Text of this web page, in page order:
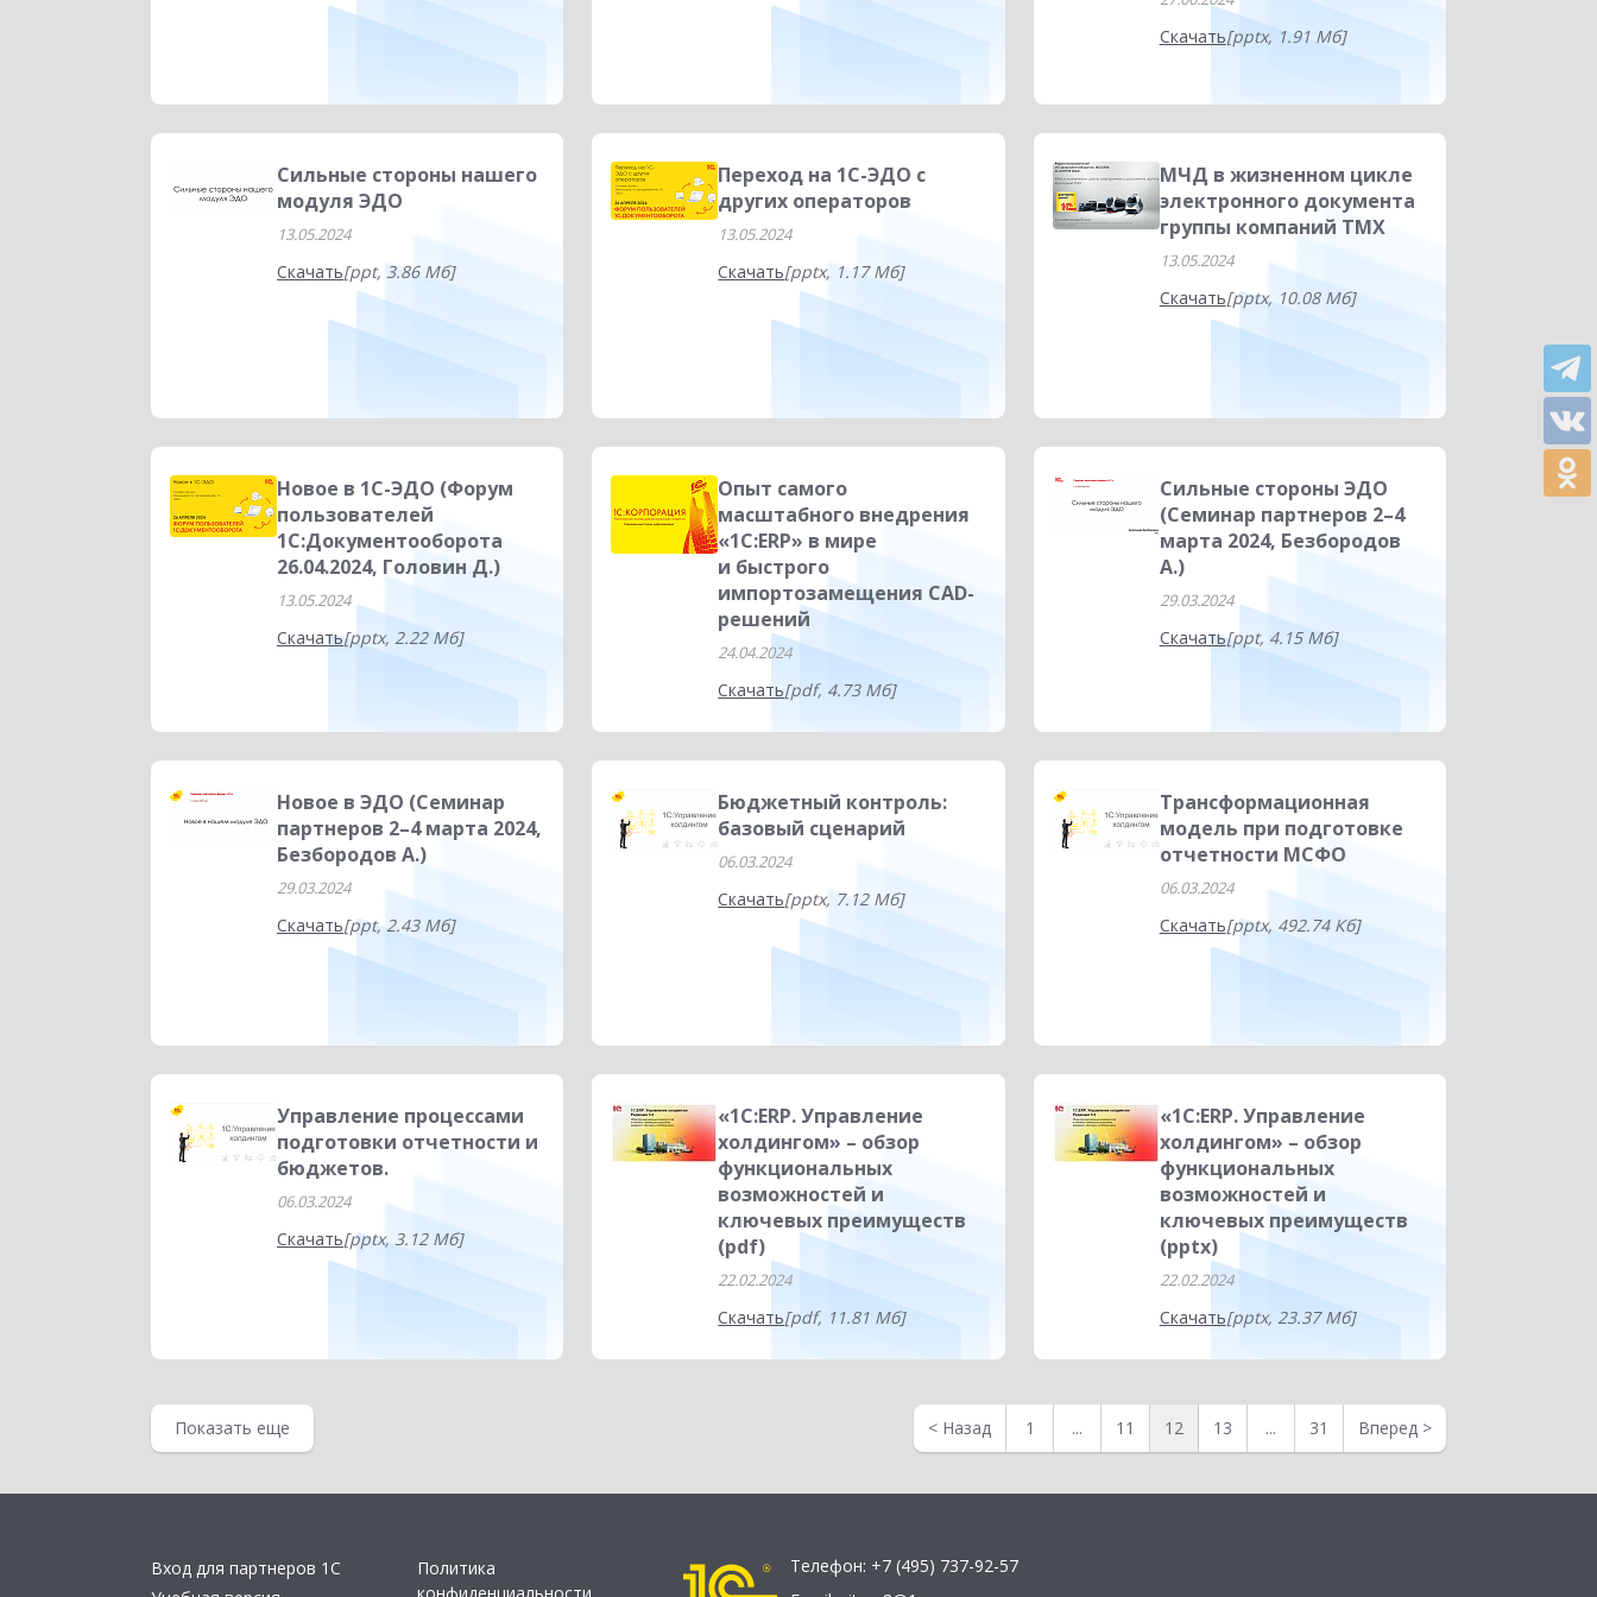
Скачать[pptx, 1.91 Мб]
Сильные стороны нашего
модуля ЭДО
13.05.2024
Скачать[ppt, 3.86 Мб]
Переход на 1С-ЭДО с
других операторов
13.05.2024
Скачать[pptx, 1.17 Мб]
МЧД в жизненном цикле
электронного документа
группы компаний ТМХ
13.05.2024
Скачать[pptx, 10.08 Мб]
Новое в 1С-ЭДО (Форум
пользователей
1С:Документооборота
26.04.2024, Головин Д.)
13.05.2024
Скачать[pptx, 2.22 Мб]
Опыт самого
масштабного внедрения
«1С:ERP» в мире
и быстрого
импортозамещения CAD-
решений
24.04.2024
Скачать[pdf, 4.73 Мб]
Сильные стороны ЭДО
(Семинар партнеров 2–4
марта 2024, Безбородов
А.)
29.03.2024
Скачать[ppt, 4.15 Мб]
Новое в ЭДО (Семинар
партнеров 2–4 марта 2024,
Безбородов А.)
29.03.2024
Скачать[ppt, 2.43 Мб]
Бюджетный контроль:
базовый сценарий
06.03.2024
Скачать[pptx, 7.12 Мб]
Трансформационная
модель при подготовке
отчетности МСФО
06.03.2024
Скачать[pptx, 492.74 Кб]
Управление процессами
подготовки отчетности и
бюджетов.
06.03.2024
Скачать[pptx, 3.12 Мб]
«1С:ERP. Управление
холдингом» – обзор
функциональных
возможностей и
ключевых преимуществ
(pdf)
22.02.2024
Скачать[pdf, 11.81 Мб]
«1С:ERP. Управление
холдингом» – обзор
функциональных
возможностей и
ключевых преимуществ
(pptx)
22.02.2024
Скачать[pptx, 23.37 Мб]
Показать еще < Назад 1 ... 11 12 13 ... 31 Вперед >
Вход для партнеров 1С
Политика
Телефон: +7 (495) 737-92-57